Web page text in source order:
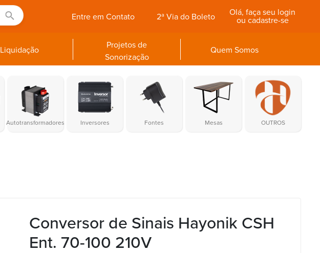
Olá, faça seu login
ou cadastre-se
2ª Via do Boleto
Entre em Contato
Liquidação
Projetos de
Sonorização
Quem Somos
Autotransformadores Inversores Fontes Mesas OUTROS
Conversor de Sinais Hayonik CSH
Ent. 70-100 210V